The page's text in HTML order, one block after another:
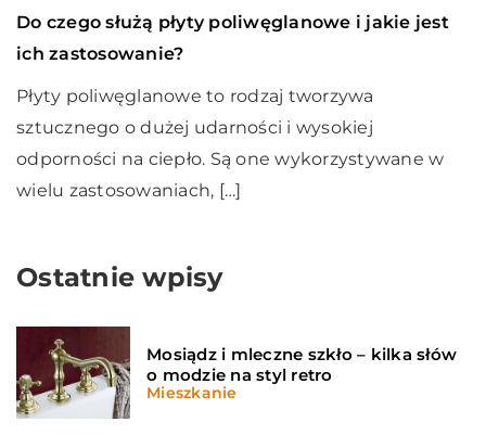
Do czego służą płyty poliwęglanowe i jakie jest
ich zastosowanie?
Płyty poliwęglanowe to rodzaj tworzywa
sztucznego o dużej udarności i wysokiej
odporności na ciepło. Są one wykorzystywane w
wielu zastosowaniach, […]
Ostatnie wpisy
Mosiądz i mleczne szkło – kilka słów
o modzie na styl retro
Mieszkanie